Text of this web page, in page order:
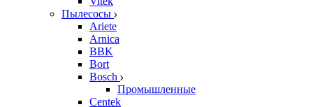
Пылесосы
Ariete
Arnica
BBK
Bort
Bosch
Промышленные
Centek